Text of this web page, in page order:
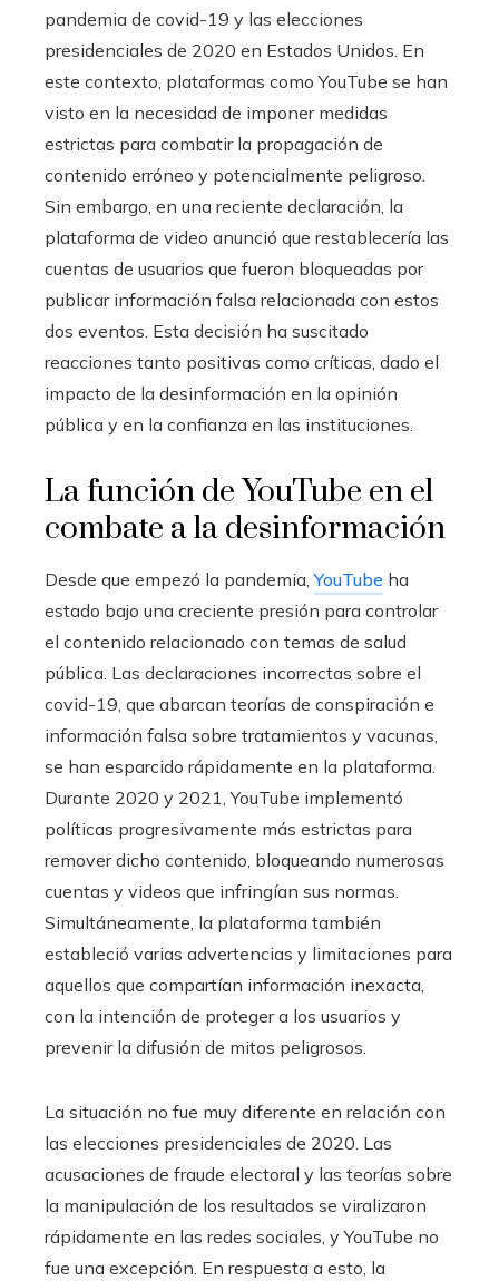
pandemia de covid-19 y las elecciones
presidenciales de 2020 en Estados Unidos. En
este contexto, plataformas como YouTube se han
visto en la necesidad de imponer medidas
estrictas para combatir la propagación de
contenido erróneo y potencialmente peligroso.
Sin embargo, en una reciente declaración, la
plataforma de video anunció que restablecería las
cuentas de usuarios que fueron bloqueadas por
publicar información falsa relacionada con estos
dos eventos. Esta decisión ha suscitado
reacciones tanto positivas como críticas, dado el
impacto de la desinformación en la opinión
pública y en la confianza en las instituciones.
La función de YouTube en el
combate a la desinformación
Desde que empezó la pandemia,YouTube ha
estado bajo una creciente presión para controlar
el contenido relacionado con temas de salud
pública. Las declaraciones incorrectas sobre el
covid-19, que abarcan teorías de conspiración e
información falsa sobre tratamientos y vacunas,
se han esparcido rápidamente en la plataforma.
Durante 2020 y 2021, YouTube implementó
políticas progresivamente más estrictas para
remover dicho contenido, bloqueando numerosas
cuentas y videos que infringían sus normas.
Simultáneamente, la plataforma también
estableció varias advertencias y limitaciones para
aquellos que compartían información inexacta,
con la intención de proteger a los usuarios y
prevenir la difusión de mitos peligrosos.
La situación no fue muy diferente en relación con
las elecciones presidenciales de 2020. Las
acusaciones de fraude electoral y las teorías sobre
la manipulación de los resultados se viralizaron
rápidamente en las redes sociales, y YouTube no
fue una excepción. En respuesta a esto, la